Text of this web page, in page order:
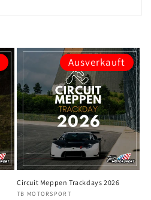
Ausverkauft
Circuit Meppen Trackdays 2026
Anbieter:
TB MOTORSPORT